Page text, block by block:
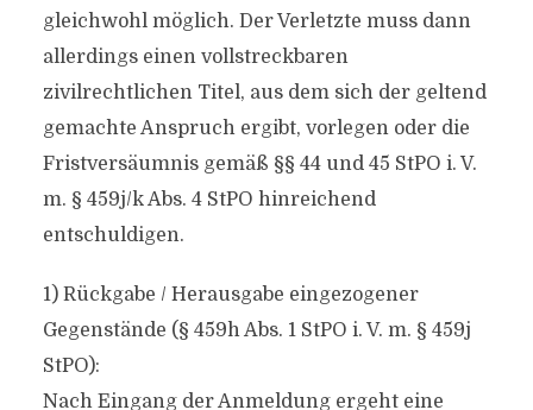
gleichwohl möglich. Der Verletzte muss dann
allerdings einen vollstreckbaren
zivilrechtlichen Titel, aus dem sich der geltend
gemachte Anspruch ergibt, vorlegen oder die
Fristversäumnis gemäß §§ 44 und 45 StPO i. V.
m. § 459j/k Abs. 4 StPO hinreichend
entschuldigen.
1) Rückgabe / Herausgabe eingezogener
Gegenstände (§ 459h Abs. 1 StPO i. V. m. § 459j
StPO):
Nach Eingang der Anmeldung ergeht eine